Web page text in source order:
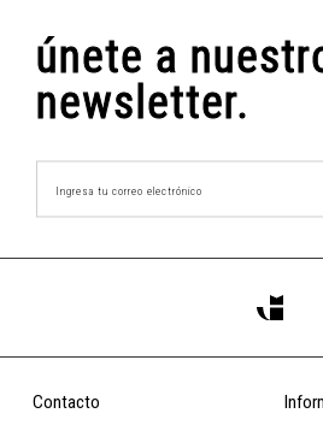
SOMOS ESTRELLAS
JULIANA MCCARTY
$15.900
COMPRAR
únete a
newsletter.
Contacto